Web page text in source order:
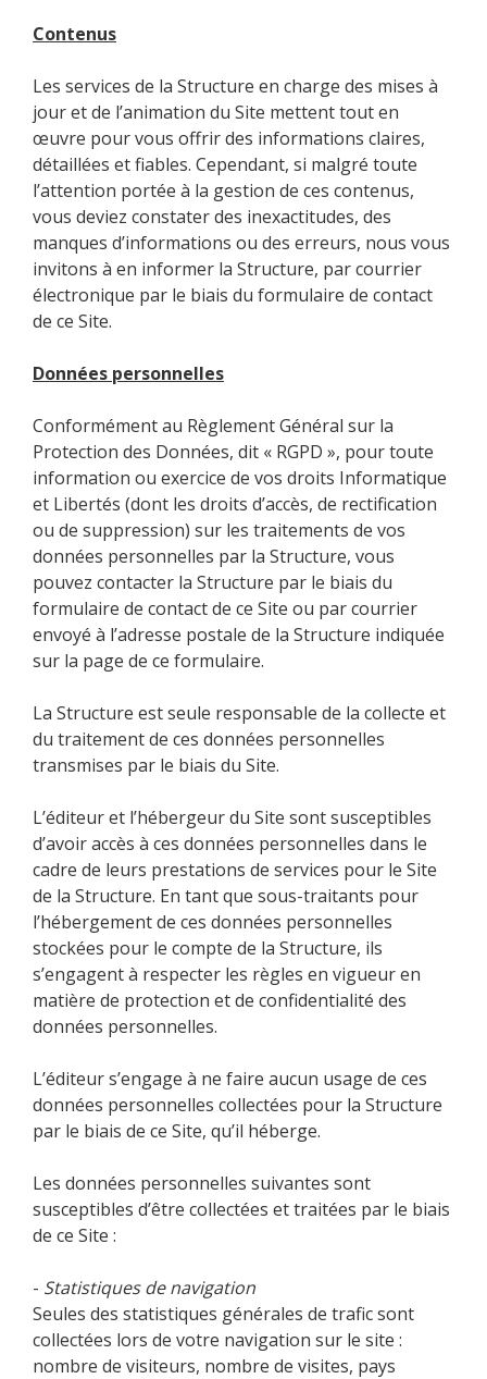
Contenus
Les services de la Structure en charge des mises à
jour et de l’animation du Site mettent tout en
œuvre pour vous offrir des informations claires,
détaillées et fiables. Cependant, si malgré toute
l’attention portée à la gestion de ces contenus,
vous deviez constater des inexactitudes, des
manques d’informations ou des erreurs, nous vous
invitons à en informer la Structure, par courrier
électronique par le biais du formulaire de contact
de ce Site.
Données personnelles
Conformément au Règlement Général sur la
Protection des Données, dit « RGPD », pour toute
information ou exercice de vos droits Informatique
et Libertés (dont les droits d’accès, de rectification
ou de suppression) sur les traitements de vos
données personnelles par la Structure, vous
pouvez contacter la Structure par le biais du
formulaire de contact de ce Site ou par courrier
envoyé à l’adresse postale de la Structure indiquée
sur la page de ce formulaire.
La Structure est seule responsable de la collecte et
du traitement de ces données personnelles
transmises par le biais du Site.
L’éditeur et l’hébergeur du Site sont susceptibles
d’avoir accès à ces données personnelles dans le
cadre de leurs prestations de services pour le Site
de la Structure. En tant que sous-traitants pour
l’hébergement de ces données personnelles
stockées pour le compte de la Structure, ils
s’engagent à respecter les règles en vigueur en
matière de protection et de confidentialité des
données personnelles.
L’éditeur s’engage à ne faire aucun usage de ces
données personnelles collectées pour la Structure
par le biais de ce Site, qu’il héberge.
Les données personnelles suivantes sont
susceptibles d’être collectées et traitées par le biais
de ce Site :
- Statistiques de navigation
Seules des statistiques générales de trafic sont
collectées lors de votre navigation sur le site :
nombre de visiteurs, nombre de visites, pays